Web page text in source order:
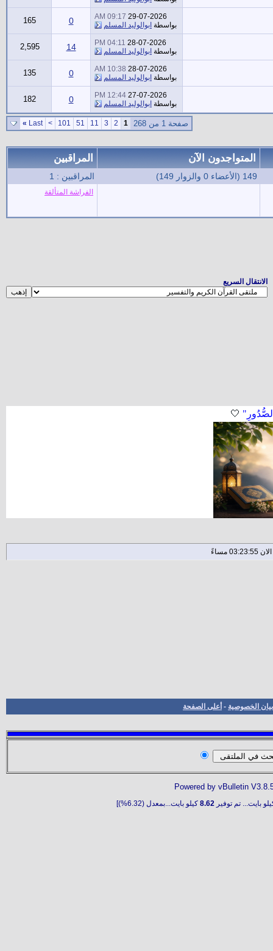
29-07-2026
09:17 AM
بواسطة ابوالوليد المسلم 0
165
28-07-2026
04:11 PM
بواسطة ابوالوليد المسلم 14
2,595
28-07-2026
10:38 AM
بواسطة ابوالوليد المسلم 0
135
27-07-2026
12:44 PM
بواسطة ابوالوليد المسلم 0
182
صفحة 1 من 268 1
2
3
11
51
101
>
Last
»
المتواجدون الآن المراقبين
149 (الأعضاء 0 والزوار 149) المراقبين : 1
الفراشة المتألقة
الانتقال السريع
🤍
بيان الخصوصية - أعلى الصفحة
Powered by vBulletin
بايت... تم توفير 8.62 كيلو بايت...بمعدل (6.32%)]